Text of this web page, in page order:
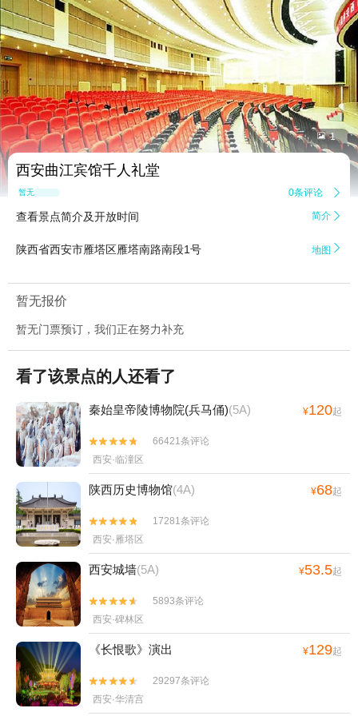
 1
西安曲江宾馆千人礼堂
暂无点评 0条评论 
查看景点简介及开放时间 简介 
陕西省西安市雁塔区雁塔南路南段1号 地图 
暂无报价
暂无门票预订，我们正在努力补充
看了该景点的人还看了
秦始皇帝陵博物院(兵马俑)(5A) ¥120起


66421条评论
西安·临潼区
陕西历史博物馆(4A) ¥68起


17281条评论
西安·雁塔区
西安城墙(5A) ¥53.5起


5893条评论
西安·碑林区
《长恨歌》演出 ¥129起


29297条评论
西安·华清宫
